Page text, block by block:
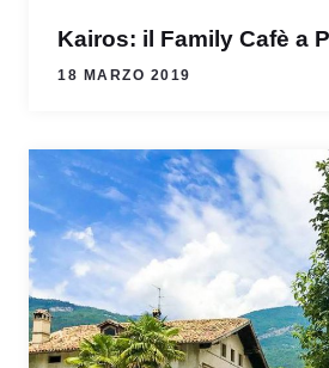
Kairos: il Family Cafè a
18 MARZO 2019